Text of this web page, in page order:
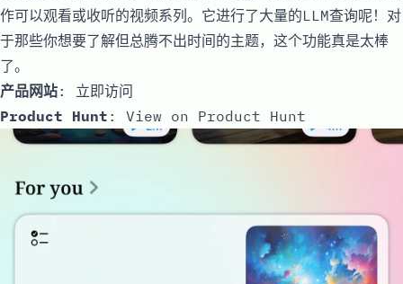
作可以观看或收听的视频系列。它进行了大量的LLM查询呢！对
于那些你想要了解但总腾不出时间的主题，这个功能真是太棒
了。
产品网站: 立即访问
Product Hunt : View on Product Hunt